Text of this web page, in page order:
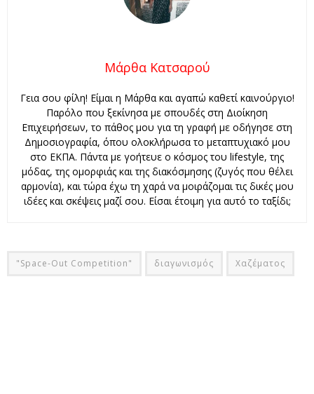
Μάρθα Κατσαρού
Γεια σου φίλη! Είμαι η Μάρθα και αγαπώ καθετί καινούργιο!
Παρόλο που ξεκίνησα με σπουδές στη Διοίκηση
Επιχειρήσεων, το πάθος μου για τη γραφή με οδήγησε στη
Δημοσιογραφία, όπου ολοκλήρωσα το μεταπτυχιακό μου
στο ΕΚΠΑ. Πάντα με γοήτευε ο κόσμος του lifestyle, της
μόδας, της ομορφιάς και της διακόσμησης (ζυγός που θέλει
αρμονία), και τώρα έχω τη χαρά να μοιράζομαι τις δικές μου
ιδέες και σκέψεις μαζί σου. Είσαι έτοιμη για αυτό το ταξίδι;
"Space-Out Competition" διαγωνισμός Χαζέματος